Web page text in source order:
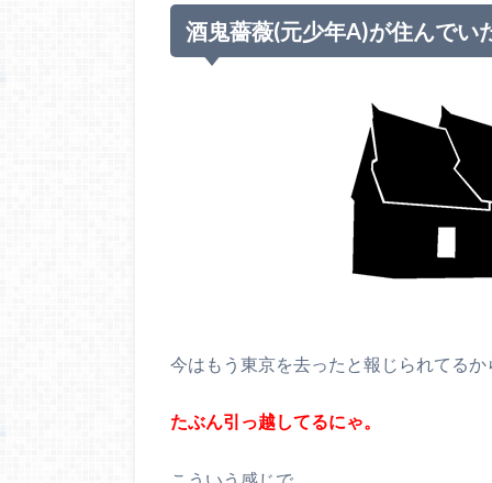
酒鬼薔薇(元少年A)が住んでい
今はもう東京を去ったと報じられてるか
たぶん引っ越してるにゃ。